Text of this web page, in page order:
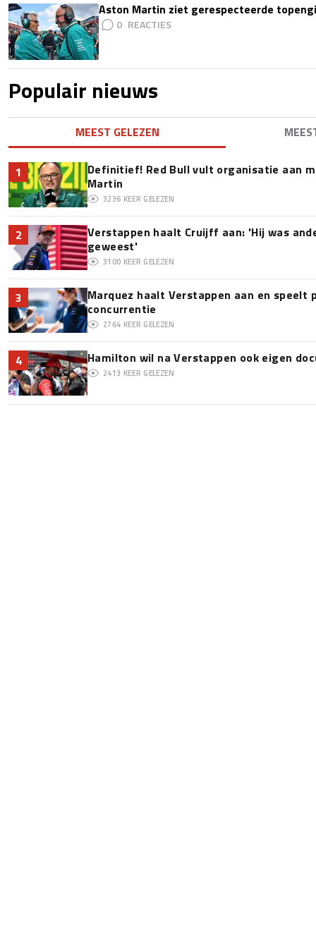
Aston Martin ziet gerespecteerde
0
Populair nieuws
MEEST GELEZEN
1
Definitief! Red Bull vult organisatie aan
Martin
3236 KEER GELEZEN
2
Verstappen haalt Cruijff aan: 'Hij was
geweest'
3100 KEER GELEZEN
3
Marquez haalt Verstappen aan en speelt
concurrentie
2764 KEER GELEZEN
4 Hamilton wil na Verstappen ook eigen
2413 KEER GELEZEN